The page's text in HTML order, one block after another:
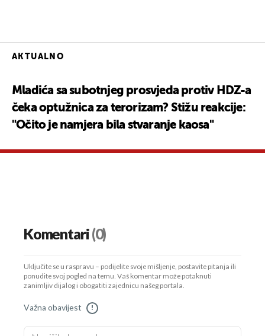
AKTUALNO
Mladića sa subotnjeg prosvjeda protiv HDZ-a
čeka optužnica za terorizam? Stižu reakcije:
"Očito je namjera bila stvaranje kaosa"
Komentari(0)
Uključite se u raspravu – podijelite svoje mišljenje, postavite pitanja ili
ponudite svoj pogled na temu. Vaš komentar može potaknuti
zanimljiv dijalog i obogatiti zajednicu našeg portala.
Važna obavijest !